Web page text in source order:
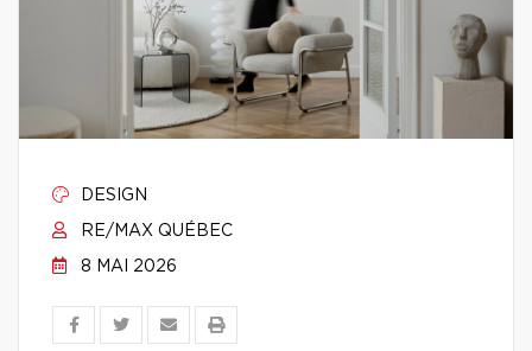
DESIGN
RE/MAX QUÉBEC
8 MAI 2026